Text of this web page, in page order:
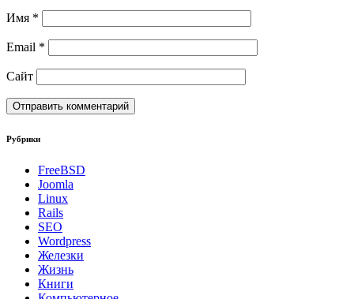
Имя *
Email *
Сайт
Рубрики
FreeBSD
Joomla
Linux
Rails
SEO
Wordpress
Железки
Жизнь
Книги